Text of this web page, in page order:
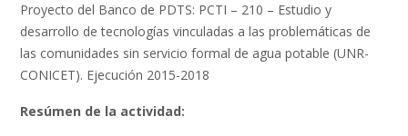
Proyecto del Banco de PDTS: PCTI – 210 – Estudio y
desarrollo de tecnologías vinculadas a las problemáticas de
las comunidades sin servicio formal de agua potable (UNR-
CONICET). Ejecución 2015-2018
Resúmen de la actividad: